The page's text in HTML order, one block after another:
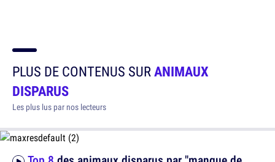
PLUS DE CONTENUS SURANIMAUX
DISPARUS
Les plus lus par nos lecteurs